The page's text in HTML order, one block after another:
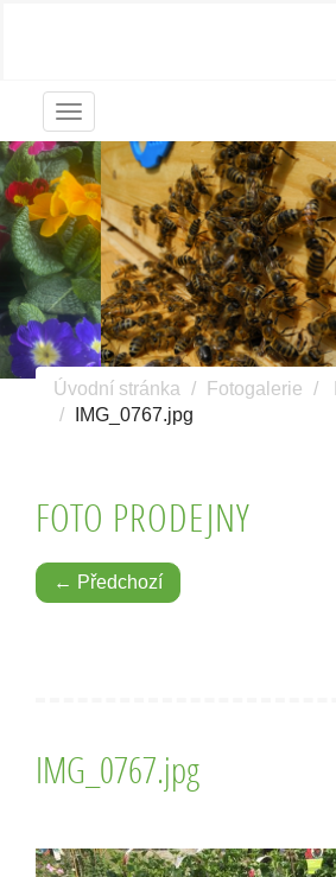
Menu
Úvodní stránka Fotogalerie
IMG_0767.jpg
FOTO PRODEJNY
← Předchozí
IMG_0767.jpg